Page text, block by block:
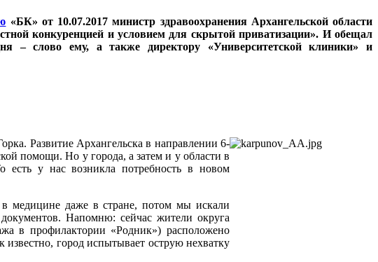
«БК» от 10.07.2017 министр здравоохранения Архангельской области
конкуренцией и условием для скрытой приватизации». И обещал
– слово ему, а также директору «Университетской клиники» и
Развитие Архангельска в направлении 6-
помощи. Но у города, а затем и у области в
есть у нас возникла потребность в новом
в медицине даже в стране, потом мы искали
Напомню: сейчас жители округа
в профилактории «Родник») расположено
город испытывает острую нехватку